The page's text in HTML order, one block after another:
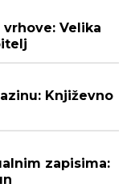
vrhove: Velika
Književno
zapisima: